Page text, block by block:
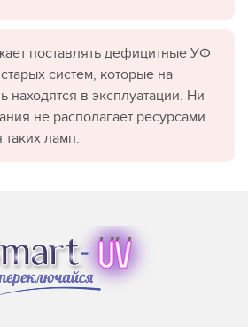
поставлять дефицитные УФ
систем, которые на
находятся в эксплуатации. Ни
не располагает ресурсами
ламп.